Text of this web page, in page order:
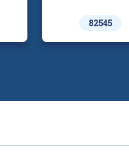
82545